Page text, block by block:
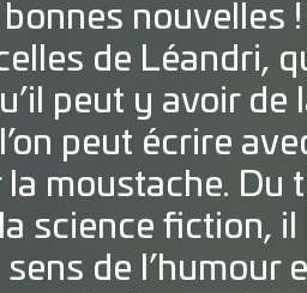
nouvelles !
de Léandri,
peut y avoir
peut écrire
moustache. Du
science fiction,
de l’humour